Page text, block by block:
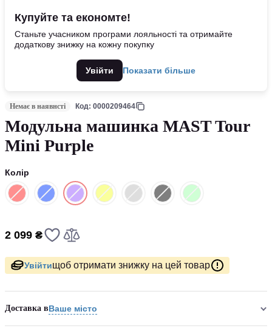
Купуйте та економте!
Станьте учасником програми лояльності та отримайте
додаткову знижку на кожну покупку
Увійти Показати більше
Немає в наявнсті Код: 0000209464
Модульна машинка MAST Tour
Mini Purple
Колір
2 099 ₴
Увійтищоб отримати знижку на цей товар
Доставка вВаше місто